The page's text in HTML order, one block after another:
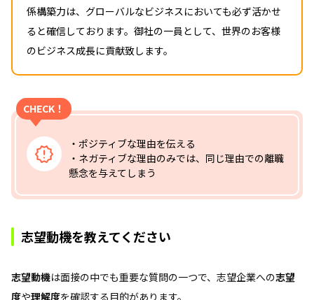
係構築力は、グローバルなビジネスにおいても必ず活かせ
ると確信しております。御社の一員として、世界のお客様
のビジネス成長に貢献致します。
CHECK！
・ポジティブな理由を伝える
・ネガティブな理由のみでは、同じ理由での離職
懸念を与えてしまう
志望動機を教えてください
志望動機は面接の中でも重要な質問の一つで、志望企業への志望
度や理解度を確認する目的があります。